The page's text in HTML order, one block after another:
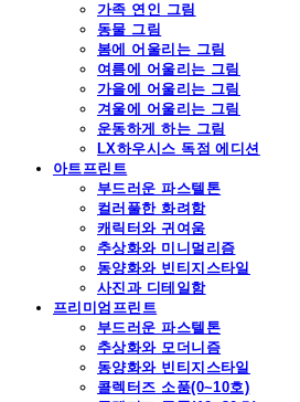
가족 연인 그림
동물 그림
봄에 어울리는 그림
여름에 어울리는 그림
가을에 어울리는 그림
겨울에 어울리는 그림
운동하게 하는 그림
LX하우시스 독점 에디션
아트프린트
부드러운 파스텔톤
컬러풀한 화려함
캐릭터와 귀여움
추상화와 미니멀리즘
동양화와 빈티지스타일
사진과 디테일함
프리미엄프린트
부드러운 파스텔톤
추상화와 모더니즘
동양화와 빈티지스타일
콜렉터즈 소품(0~10호)